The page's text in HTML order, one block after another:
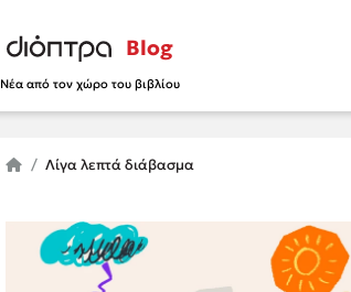
Blog
Νέα από τον χώρο του βιβλίου
Λίγα λεπτά διάβασμα